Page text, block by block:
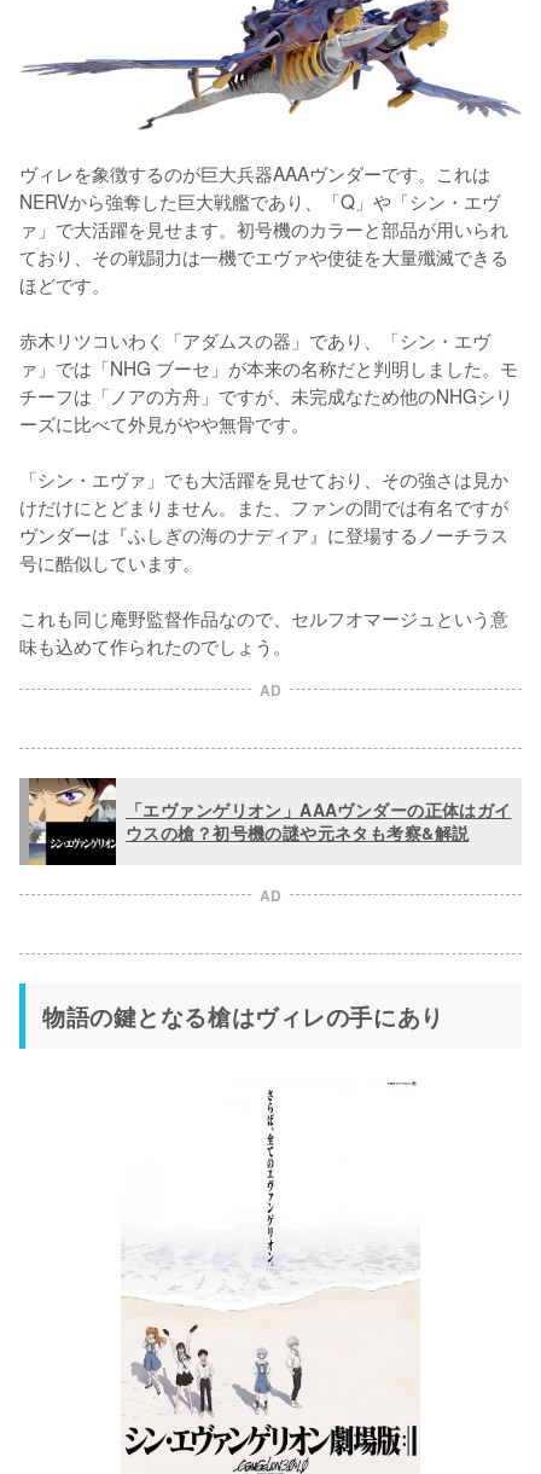
ヴィレを象徴するのが巨大兵器AAAヴンダーです。これは
NERVから強奪した巨大戦艦であり、「Q」や「シン・エヴ
ァ」で大活躍を見せます。初号機のカラーと部品が用いられ
ており、その戦闘力は一機でエヴァや使徒を大量殲滅できる
ほどです。
赤木リツコいわく「アダムスの器」であり、「シン・エヴ
ァ」では「NHG ブーセ」が本来の名称だと判明しました。モ
チーフは「ノアの方舟」ですが、未完成なため他のNHGシリ
ーズに比べて外見がやや無骨です。
「シン・エヴァ」でも大活躍を見せており、その強さは見か
けだけにとどまりません。また、ファンの間では有名ですが
ヴンダーは『ふしぎの海のナディア』に登場するノーチラス
号に酷似しています。
これも同じ庵野監督作品なので、セルフオマージュという意
味も込めて作られたのでしょう。
AD
「エヴァンゲリオン」AAAヴンダーの正体はガイ
ウスの槍？初号機の謎や元ネタも考察&解説
AD
物語の鍵となる槍はヴィレの手にあり